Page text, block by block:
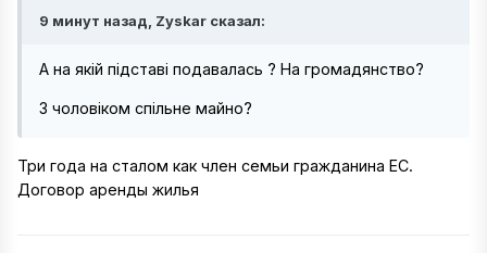
9 минут назад, Zyskar сказал:
А на якій підставі подавалась ? На громадянство?
З чоловіком спільне майно?
Три года на сталом как член семьи гражданина ЕС.
Договор аренды жилья